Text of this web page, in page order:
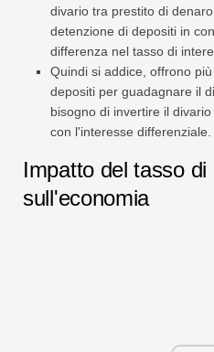
divario tra prestito di
detenzione di depositi in
differenza nel tasso di
Quindi si addice, offrono
depositi per guadagnare il
bisogno di invertire il
con l'interesse differenziale.
Impatto del tasso
sull'economia